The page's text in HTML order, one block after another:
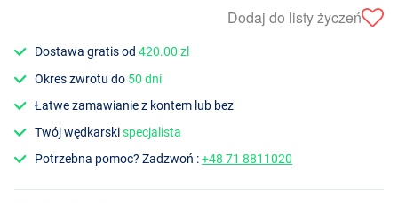
Dodaj do listy życzeń
Dostawa gratis od420.00 zl
Okres zwrotu do 50 dni
Łatwe zamawianie z kontem lub bez
Twój wędkarskispecjalista
Potrzebna pomoc? Zadzwoń :+48 71 8811020